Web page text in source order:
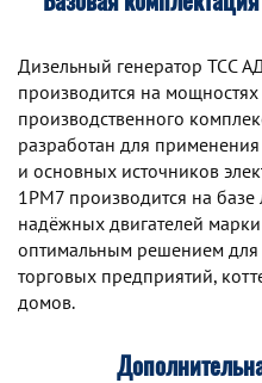
Дизельный генератор TCC
производится на
производственного
разработан для
и основных источников
1РМ7 производится на
надёжных двигателей марки
оптимальным решением
торговых предприятий,
домов.